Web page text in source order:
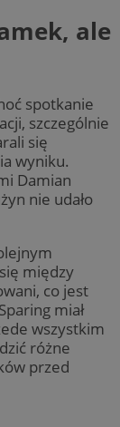
ale
spotkanie
szczególnie
się
wyniku.
Damian
nie udało
między
co jest
miał
wszystkim
różne
przed